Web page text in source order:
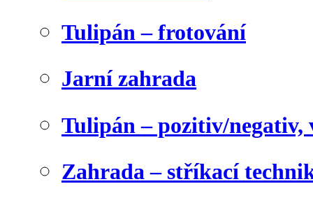
Tulipán – frotování
Jarní zahrada
Tulipán – pozitiv/negativ,
Zahrada – stříkací